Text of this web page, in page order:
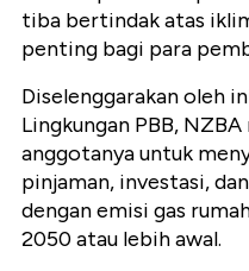
tiba bertindak atas
penting bagi para
Diselenggarakan oleh
Lingkungan PBB,
anggotanya untuk
pinjaman, investasi,
dengan emisi gas
2050 atau lebih awal.